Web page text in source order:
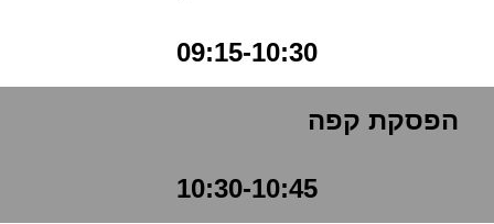
09:15-10:30
הפסקת קפה
10:30-10:45